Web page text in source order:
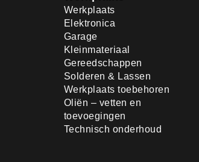
Werkplaats
Elektronica
Garage
Kleinmateriaal
Gereedschappen
Solderen & Lassen
Werkplaats toebehoren
Oliën – vetten en
toevoegingen
Technisch onderhoud